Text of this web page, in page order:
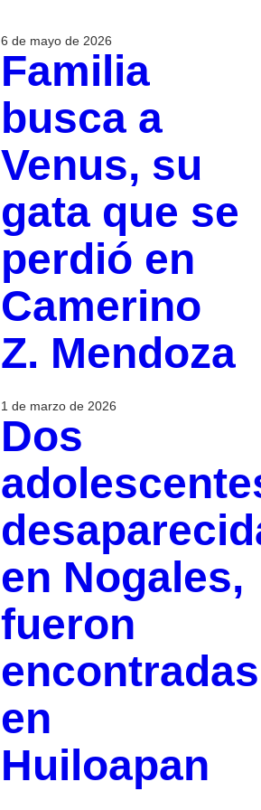
6 de mayo de 2026
Familia
busca a
Venus, su
gata que se
perdió en
Camerino
Z. Mendoza
1 de marzo de 2026
Dos
en Nogales,
fueron
encontradas
en
Huiloapan